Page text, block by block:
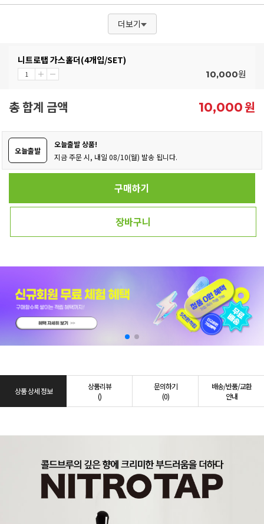
더보기
니트로탭 가스홀더(4개입/SET)
10,000원
총 합계 금액 10,000원
오늘출발
오늘출발 상품!
지금 주문 시, 내일 08/10(월) 발송 됩니다.
구매하기
장바구니
상품 상세 정보
상품리뷰
()
문의하기
(0)
배송/반품/교환
안내